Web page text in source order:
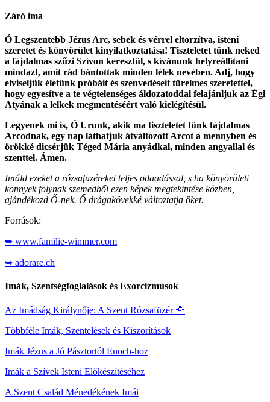
Záró ima
Ó Legszentebb Jézus Arc, sebek és vérrel eltorzítva, isteni
szeretet és könyörület kinyilatkoztatása! Tiszteletet tünk neked
a fájdalmas szűzi Szívon keresztül, s kívánunk helyreállítani
mindazt, amit rád bántottak minden lélek nevében. Adj, hogy
elviseljük életünk próbáit és szenvedéseit türelmes szeretettel,
hogy egyesítve a te végtelenséges áldozatoddal felajánljuk az Égi
Atyának a lelkek megmentéséért való kielégítésül.
Legyenek mi is, Ó Urunk, akik ma tiszteletet tünk fájdalmas
Arcodnak, egy nap láthatjuk átváltozott Arcot a mennyben és
örökké dicsérjük Téged Mária anyádkal, minden angyallal és
szenttel. Ámen.
Imáld ezeket a rózsafüzéreket teljes odaadással, s ha könyörületi
könnyek folynak szemedből ezen képek megtekintése közben,
ajándékozd Ő-nek. Ő drágakövekké változtatja őket.
Források:
➥ www.familie-wimmer.com
➥ adorare.ch
Imák, Szentségfoglalások és Exorcizmusok
Az Imádság Királynője: A Szent Rózsafüzér 🌹
Többféle Imák, Szentelések és Kiszorítások
Imák Jézus a Jó Pásztortól Enoch-hoz
Imák a Szívek Isteni Előkészítéséhez
A Szent Család Ménedékének Imái